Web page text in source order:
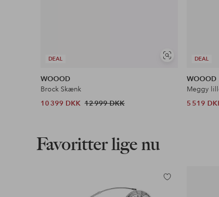
DEAL
Se
WOOOD
Brock Skænk
10 399 DKK 12 999 DKK
DEAL
WOOOD
Meggy
5 519
Favoritter lige nu
Tilføj